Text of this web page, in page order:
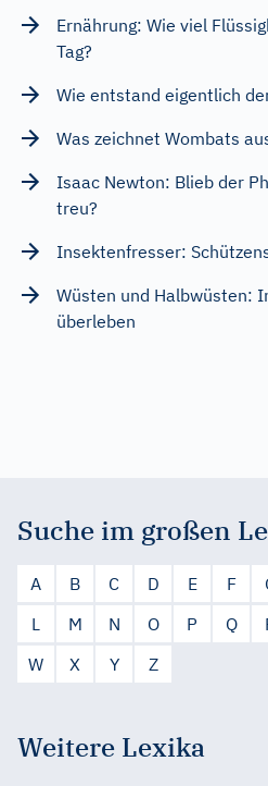
Ernährung: Wie viel
Tag?
Wie entstand eigentlich
Was zeichnet Wombats
Isaac Newton: Blieb der
treu?
Insektenfresser:
Wüsten und Halbwüsten:
überleben
Suche im großen
A B C D E F
L
M N O P Q
W
X Y Z
Weitere Lexika